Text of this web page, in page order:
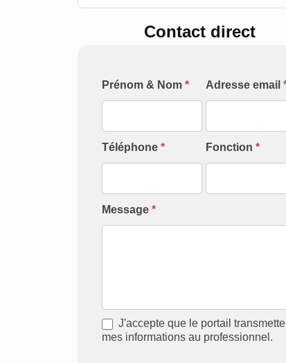
Contact direct
Formulaire
[Contact
Prénom & Nom * Adresse email
Téléphone * Fonction*
Message *
J'accepte que le portail transmette
mes informations au professionnel.